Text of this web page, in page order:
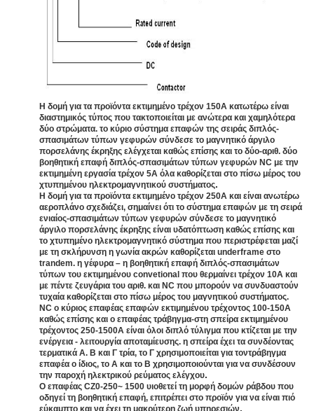
Η δομή για τα προϊόντα εκτιμημένο τρέχον 150A κατωτέρω είναι
διαστημικός τύπος που τακτοποιείται με ανώτερα και χαμηλότερα
δύο στρώματα. το κύριο σύστημα επαφών της σειράς διπλός-
σπασιμάτων τύπων γεφυρών σύνδεσε το μαγνητικό άργιλο
πορσελάνης έκρηξης ελέγχεται καθώς επίσης και το δύο-αριθ. δύο
βοηθητική επαφή διπλός-σπασιμάτων τύπων γεφυρών NC με την
εκτιμημένη εργασία τρέχον 5A όλα καθορίζεται στο πίσω μέρος του
χτυπημένου ηλεκτρομαγνητικού συστήματος.
Η δομή για τα προϊόντα εκτιμημένο τρέχον 250A και είναι ανωτέρω
αεροπλάνο σχεδιάζει, σημαίνει ότι το σύστημα επαφών με τη σειρά
ενιαίος-σπασιμάτων τύπων γεφυρών σύνδεσε το μαγνητικό
άργιλο πορσελάνης έκρηξης είναι υδατόπτωση καθώς επίσης και
το χτυπημένο ηλεκτρομαγνητικό σύστημα που περιστρέφεται μαζί
με τη σκλήρυνση η γωνία ακρών καθορίζεται underframe στο
trandem. η γέφυρα – η βοηθητική επαφή διπλός-σπασιμάτων
τύπων του εκτιμημένου convetional που θερμαίνει τρέχον 10A και
με πέντε ζευγάρια του αριθ. και NC που μπορούν να συνδυαστούν
τυχαία καθορίζεται στο πίσω μέρος του μαγνητικού συστήματος.
NC ο κύριος επαφέας επαφών εκτιμημένου τρέχοντος 100-150A
καθώς επίσης και ο επαφέας τράβηγμα-στη σπείρα εκτιμημένου
τρέχοντος 250-1500A είναι όλοι διπλό τύλιγμα που κτίζεται με την
ενέργεια - λειτουργία αποταμίευσης. η σπείρα έχει τα συνδέοντας
τερματικά Α. Β και Γ τρία, το Γ χρησιμοποιείται για τοντράβηγμα
επαφέα ο ίδιος, το Α και το Β χρησιμοποιούνται για να συνδέσουν
την παροχή ηλεκτρικού ρεύματος ελέγχου.
Ο επαφέας CZ0-250~ 1500 υιοθετεί τη μορφή δομών ράβδου που
οδηγεί τη βοηθητική επαφή, επιτρέπει στο προϊόν για να είναι πιό
εύκαμπτο και να έχει τη μακρύτερη ζωή υπηρεσιών.